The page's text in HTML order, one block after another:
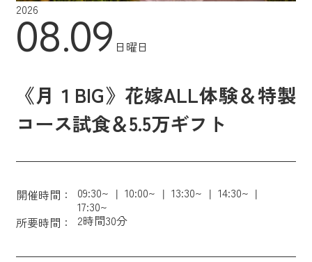
2026
08.09 日曜日
《月１BIG》花嫁ALL体験＆特製
コース試食＆5.5万ギフト
開催時間： 09:30~ 10:00~ 13:30~
14:30~
17:30~
所要時間：
2時間30分